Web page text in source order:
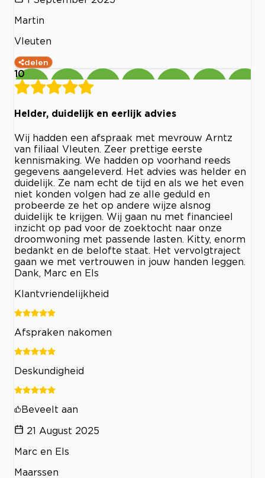
Martin
Vleuten
delen
10
Helder, duidelijk en eerlijk advies
Wij hadden een afspraak met mevrouw Arntz
van filiaal Vleuten. Zeer prettige eerste
kennismaking. We hadden op voorhand reeds
gegevens aangeleverd. Het advies was helder en
duidelijk. Ze nam echt de tijd en als we het even
niet konden volgen had ze alle geduld en
probeerde ze het op andere wijze alsnog
duidelijk te krijgen. Wij gaan nu met financieel
inzicht op pad voor de zoektocht naar onze
droomwoning met passende lasten. Kitty, enorm
bedankt en de belofte staat. Het vervolgtraject
gaan we met vertrouwen in jouw handen leggen.
Dank, Marc en Els
Klantvriendelijkheid
Afspraken nakomen
Deskundigheid
Beveelt aan
21 August 2025
Marc en Els
Maarssen